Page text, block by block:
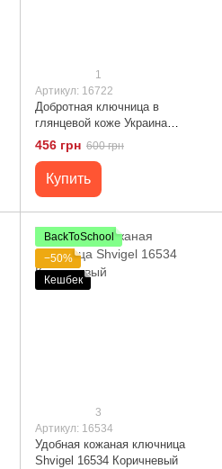
1
Артикул: 16722
Добротная ключница в
глянцевой коже Украина
GRANDE PELLE 16722 Светло-
коричневая
456 грн 600 грн
Купить
BackToSchool
−50%
Кешбек
3
Артикул: 16534
Удобная кожаная ключница
Shvigel 16534 Коричневый